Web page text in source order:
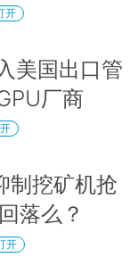
开
美国出口管
厂商
制挖矿机抢
落么？
开